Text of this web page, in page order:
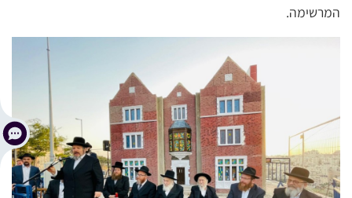
המרשימה.